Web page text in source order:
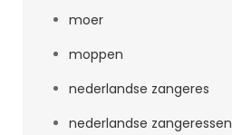
moer
moppen
nederlandse zangeres
nederlandse zangeressen